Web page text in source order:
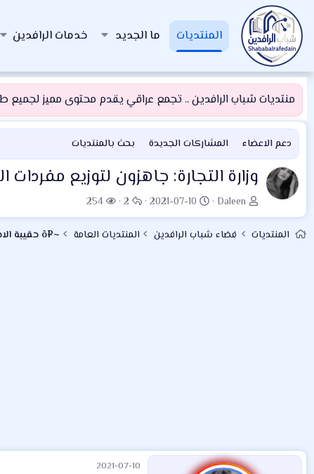
المنتديات ما الجديد خدمات الرافدين
منتديات شباب الرافدين .. تجمع عراقي يقدم محتوى مميز لجميع
دعم الاعضاء المشاركات الجديدة بحث بالمنتديات
وزارة التجارة: جاهزون لتوزيع
ب
ا
د
Daleen
ت
ا
ر
2021-07-10
ا
ل
ر
2
ا
ل
م
254
المنتديات فضاء شباب الرافدين المنتديات العامة ~¤ô حقيبة الاخبار ô¤~
2021-07-10